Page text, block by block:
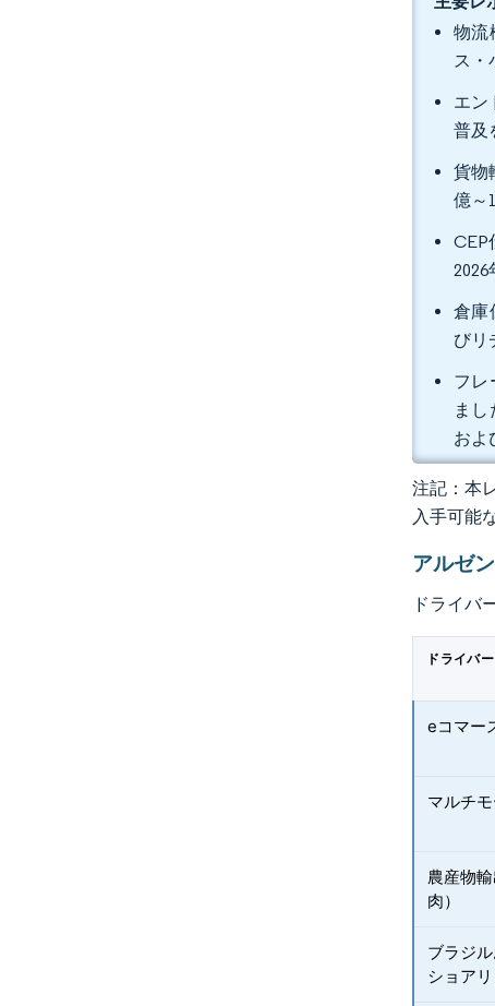
物流
ス・
エン
普及
貨物
億～
CEP
2026
倉庫
びリ
フレ
ま
およ
注記：本
入手可能
アルゼ
ドライバ
ドライバー
eコマー
マルチ
農産物
肉）
ブラジ
ショア